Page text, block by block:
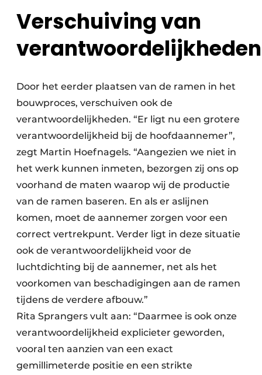
Verschuiving van
verantwoordelijkheden
Door het eerder plaatsen van de ramen in het
bouwproces, verschuiven ook de
verantwoordelijkheden. “Er ligt nu een grotere
verantwoordelijkheid bij de hoofdaannemer”,
zegt Martin Hoefnagels. “Aangezien we niet in
het werk kunnen inmeten, bezorgen zij ons op
voorhand de maten waarop wij de productie
van de ramen baseren. En als er aslijnen
komen, moet de aannemer zorgen voor een
correct vertrekpunt. Verder ligt in deze situatie
ook de verantwoordelijkheid voor de
luchtdichting bij de aannemer, net als het
voorkomen van beschadigingen aan de ramen
tijdens de verdere afbouw.”
Rita Sprangers vult aan: “Daarmee is ook onze
verantwoordelijkheid explicieter geworden,
vooral ten aanzien van een exact
gemillimeterde positie en een strikte